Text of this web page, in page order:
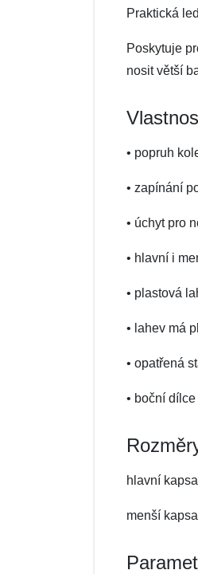
Praktická
Poskytuje
nosit větší
• popruh
• zapínání
• úchyt pro
• hlavní i
• plastová
• lahev má
• opatřená
• boční
hlavní
menší